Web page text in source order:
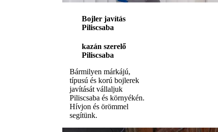
Bojler javítás
Piliscsaba
kazán szerelő
Piliscsaba
Bármilyen márkájú,
típusú és korú bojlerek
javítását vállaljuk
Piliscsaba és környékén.
Hívjon és örömmel
segítünk.